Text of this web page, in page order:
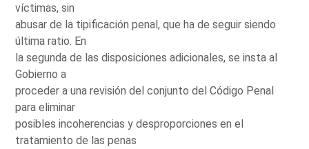
víctimas, sin
abusar de la tipificación penal, que ha de seguir siendo
última ratio. En
la segunda de las disposiciones adicionales, se insta al
Gobierno a
proceder a una revisión del conjunto del Código Penal
para eliminar
posibles incoherencias y desproporciones en el
tratamiento de las penas